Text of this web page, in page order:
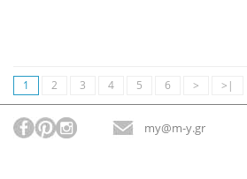
1 2 3 4 5 6 > >|
my@m-y.gr